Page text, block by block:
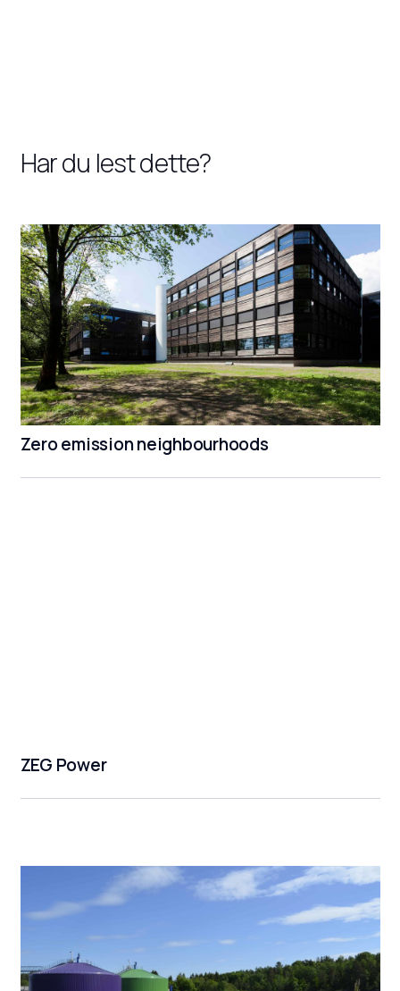
Har du lest dette?
Zero emission neighbourhoods
ZEG Power